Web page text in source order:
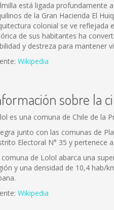
está ligada profundamente
de la Gran Hacienda El
colonial se ve reflejada
de sus habitantes ha
y destreza para mantener
Wikipedia
sobre la
es una comuna de Chile de la
junto con las comunas de
Electoral N° 35 y pertenece
comuna de Lolol abarca una
y una densidad de 10,4 hab/
Wikipedia